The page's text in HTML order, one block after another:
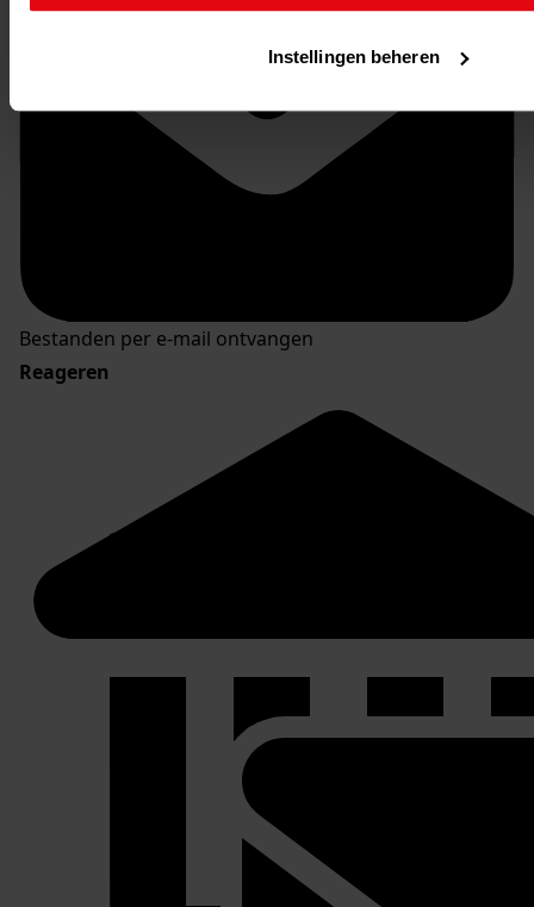
Instellingen beheren
Bestanden per e-mail ontvangen
Reageren